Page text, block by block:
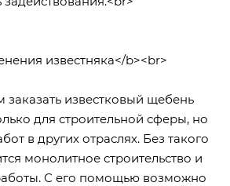
известняка</b><br>
известковый щебень
для строительной сферы, но
в других отраслях. Без такого
монолитное строительство и
С его помощью возможно